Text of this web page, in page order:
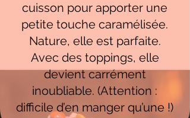
cuisson pour apporter une
petite touche caramélisée.
Nature, elle est parfaite.
Avec des toppings, elle
devient carrément
inoubliable. (Attention :
difficile d’en manger qu’une !)